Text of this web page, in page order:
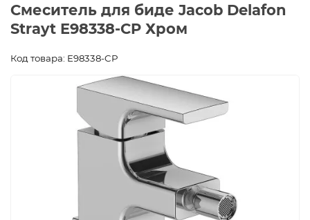
Смеситель для биде Jacob Delafon
Strayt E98338-CP Хром
Код товара: E98338-CP